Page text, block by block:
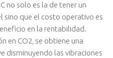
no solo es la de tener un
sino que el costo operativo es
en la rentabilidad.
en CO2, se obtiene una
disminuyendo las vibraciones